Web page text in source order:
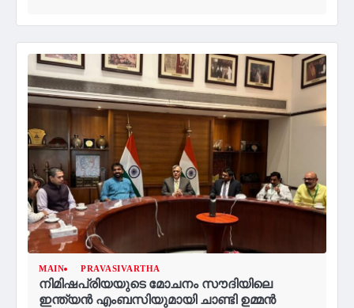
MAIN PRAVASIVARTHA
നിമിഷപ്രിയയുടെ മോചനം സൗദിയിലെ
ഇന്ത്യൻ എംബസിയുമായി ചാണ്ടി ഉമ്മൻ